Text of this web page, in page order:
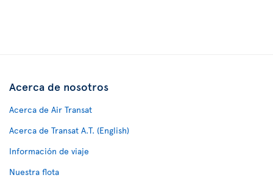
Acerca de nosotros
Acerca de Air Transat
Acerca de Transat A.T. (English)
Información de viaje
Nuestra flota